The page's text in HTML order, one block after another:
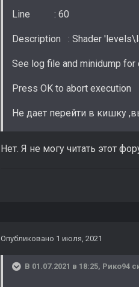
Line : 60
Description : Shader
See log file and minidump
Press OK to abort execution
Не дает перейти в кишку
Нет. Я не могу читать этот
Опубликовано 1 июля, 2021
В 01.07.2021 в 18:25, Рико94